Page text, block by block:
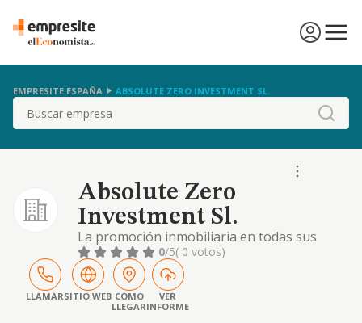
EMPRESITE ESPAÑA ABSOLUTE ZERO INVESTMENT SL.
Buscar
Absolute Zero
Investment Sl.
La promoción inmobiliaria en todas sus
formas y, en especial, mediante las
siguientes: a) la compra y adquisición,
posesión y disfrute de inmuebles y terrenos,
la urbanización de los mismos, su
transformación y explotación por cualquier
0/5( 0 votos)
LLAMARSITIO WEB CÓMO
LLEGAR
VER
INFORME